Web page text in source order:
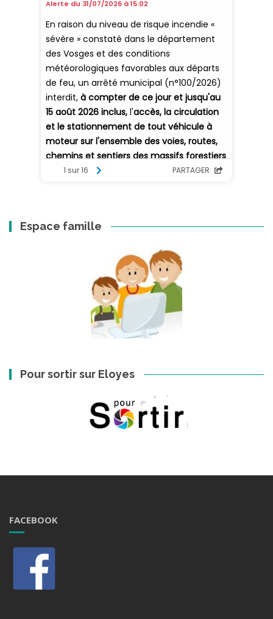
Espace famille
Pour sortir sur Eloyes
FACEBOOK